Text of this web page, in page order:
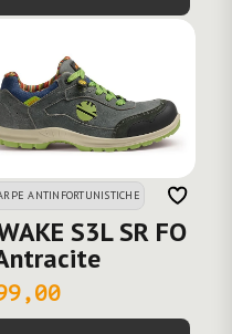
ANTINFORTUNISTICHE
S3L SR FO